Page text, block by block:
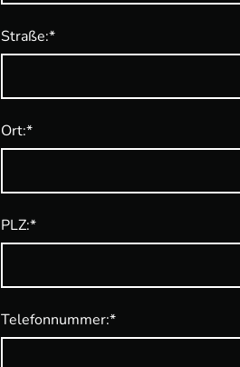
Straße:*
Ort:*
PLZ:*
Telefonnummer:*